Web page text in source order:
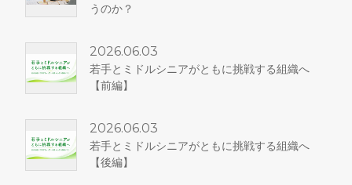
うのか？
2026.06.03
若手とミドルシニアがともに挑戦する組織へ
【前編】
2026.06.03
若手とミドルシニアがともに挑戦する組織へ
【後編】